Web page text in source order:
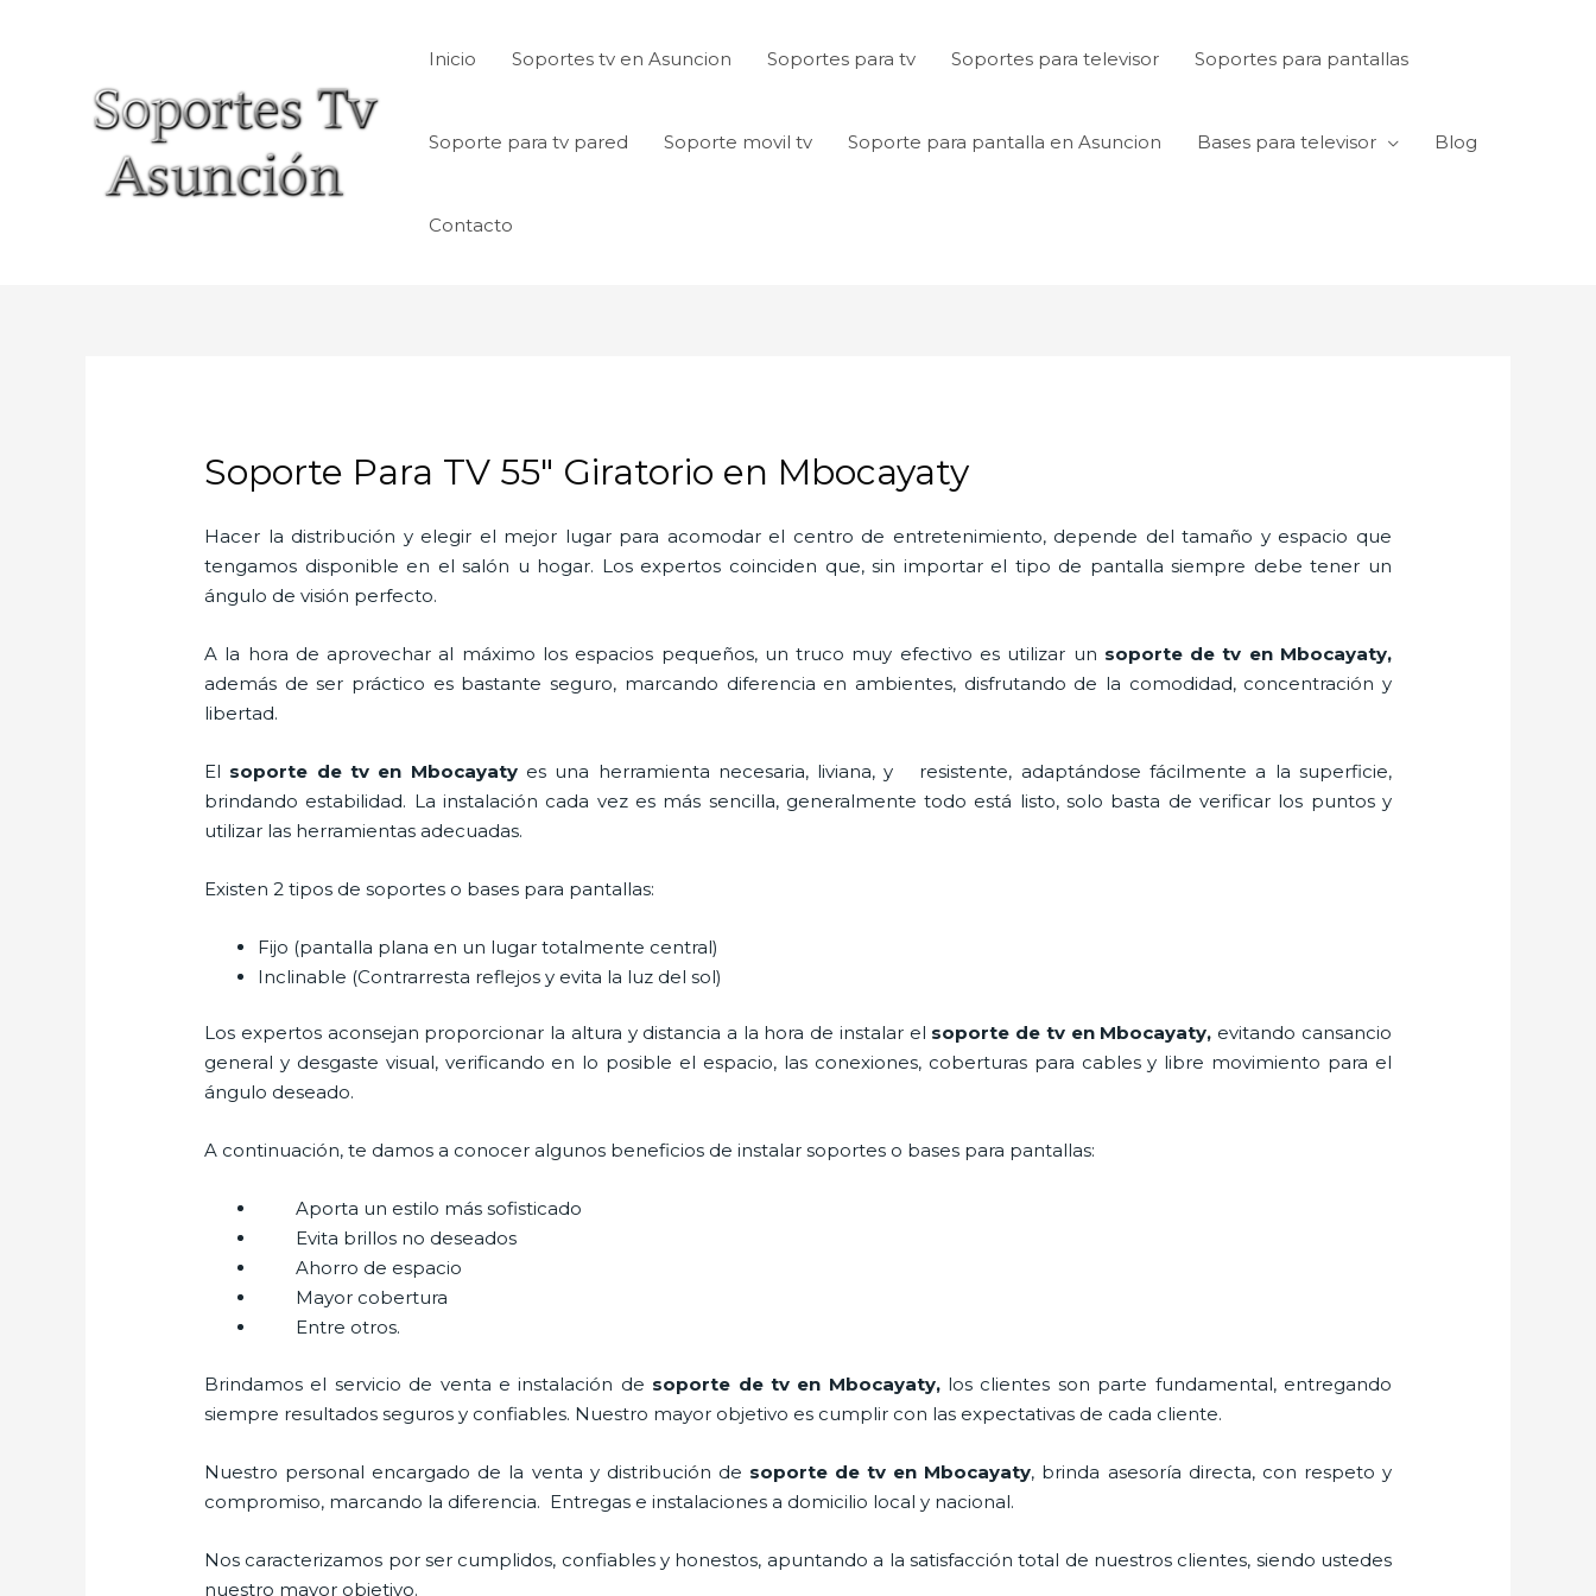
Inicio Soportes tv en Asuncion Soportes para tv Soportes para televisor Soportes para pantallas
Soporte para tv pared Soporte movil tv Soporte para pantalla en Asuncion Bases para televisor Blog
Contacto
Soporte Para TV 55″ Giratorio en Mbocayaty
Hacer la distribución y elegir el mejor lugar para acomodar el centro de entretenimiento, depende del tamaño y espacio que
tengamos disponible en el salón u hogar. Los expertos coinciden que, sin importar el tipo de pantalla siempre debe tener un
ángulo de visión perfecto.
A la hora de aprovechar al máximo los espacios pequeños, un truco muy efectivo es utilizar un soporte de tv en Mbocayaty,
además de ser práctico es bastante seguro, marcando diferencia en ambientes, disfrutando de la comodidad, concentración y
libertad.
El soporte de tv en Mbocayaty es una herramienta necesaria, liviana, y resistente, adaptándose fácilmente a la superficie,
brindando estabilidad. La instalación cada vez es más sencilla, generalmente todo está listo, solo basta de verificar los puntos y
utilizar las herramientas adecuadas.
Existen 2 tipos de soportes o bases para pantallas:
Fijo (pantalla plana en un lugar totalmente central)
Inclinable (Contrarresta reflejos y evita la luz del sol)
Los expertos aconsejan proporcionar la altura y distancia a la hora de instalar el soporte de tv en Mbocayaty, evitando cansancio
general y desgaste visual, verificando en lo posible el espacio, las conexiones, coberturas para cables y libre movimiento para el
ángulo deseado.
A continuación, te damos a conocer algunos beneficios de instalar soportes o bases para pantallas:
Aporta un estilo más sofisticado
Evita brillos no deseados
Ahorro de espacio
Mayor cobertura
Entre otros.
Brindamos el servicio de venta e instalación de soporte de tv en Mbocayaty, los clientes son parte fundamental, entregando
siempre resultados seguros y confiables. Nuestro mayor objetivo es cumplir con las expectativas de cada cliente.
Nuestro personal encargado de la venta y distribución de soporte de tv en Mbocayaty, brinda asesoría directa, con respeto y
compromiso, marcando la diferencia. Entregas e instalaciones a domicilio local y nacional.
Nos caracterizamos por ser cumplidos, confiables y honestos, apuntando a la satisfacción total de nuestros clientes, siendo ustedes
nuestro mayor objetivo.